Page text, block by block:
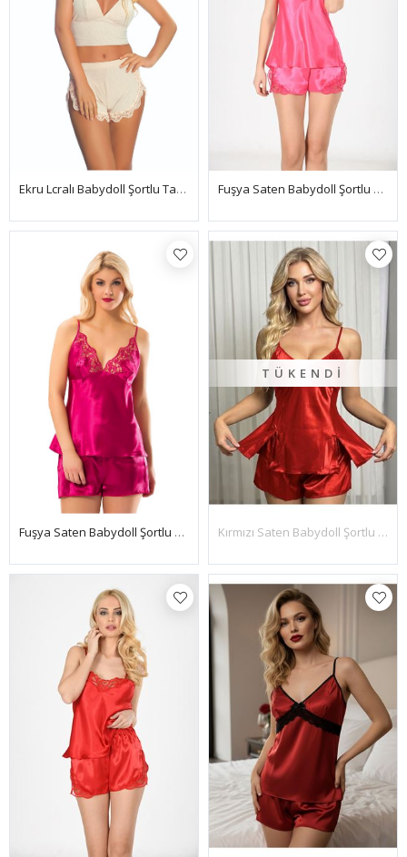
Ekru Lcralı Babydoll Şortlu Takım - 319 Fuşya Saten Babydoll Şortlu Takım - 279
Fuşya Saten Babydoll Şortlu Takım - 297
TÜKENDI
Kırmızı Saten Babydoll Şortlu Takım